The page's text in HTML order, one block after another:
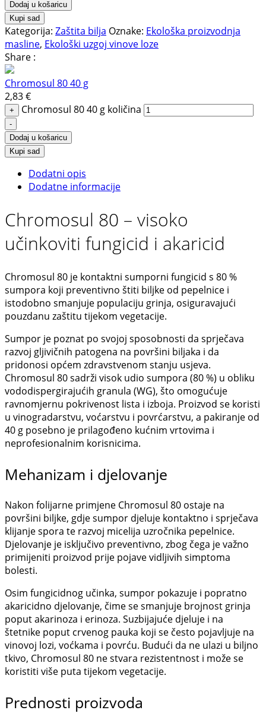
Dodaj u košaricu
Kupi sad
Kategorija: Zaštita bilja Oznake: Ekološka proizvodnja
masline, Ekološki uzgoj vinove loze
Share :
Chromosul 80 40 g
2,83€
+ Chromosul 80 40 g količina
-
Dodaj u košaricu
Kupi sad
Dodatni opis
Dodatne informacije
Chromosul 80 – visoko
učinkoviti fungicid i akaricid
Chromosul 80 je kontaktni sumporni fungicid s 80 %
sumpora koji preventivno štiti biljke od pepelnice i
istodobno smanjuje populaciju grinja, osiguravajući
pouzdanu zaštitu tijekom vegetacije.
Sumpor je poznat po svojoj sposobnosti da sprječava
razvoj gljivičnih patogena na površini biljaka i da
pridonosi općem zdravstvenom stanju usjeva.
Chromosul 80 sadrži visok udio sumpora (80 %) u obliku
vododispergirajućih granula (WG), što omogućuje
ravnomjernu pokrivenost lista i izboja. Proizvod se koristi
u vinogradarstvu, voćarstvu i povrćarstvu, a pakiranje od
40 g posebno je prilagođeno kućnim vrtovima i
neprofesionalnim korisnicima.
Mehanizam i djelovanje
Nakon folijarne primjene Chromosul 80 ostaje na
površini biljke, gdje sumpor djeluje kontaktno i sprječava
klijanje spora te razvoj micelija uzročnika pepelnice.
Djelovanje je isključivo preventivno, zbog čega je važno
primijeniti proizvod prije pojave vidljivih simptoma
bolesti.
Osim fungicidnog učinka, sumpor pokazuje i popratno
akaricidno djelovanje, čime se smanjuje brojnost grinja
poput akarinoza i erinoza. Suzbijajuće djeluje i na
štetnike poput crvenog pauka koji se često pojavljuje na
vinovoj lozi, voćkama i povrću. Budući da ne ulazi u biljno
tkivo, Chromosul 80 ne stvara rezistentnost i može se
koristiti više puta tijekom vegetacije.
Prednosti proizvoda